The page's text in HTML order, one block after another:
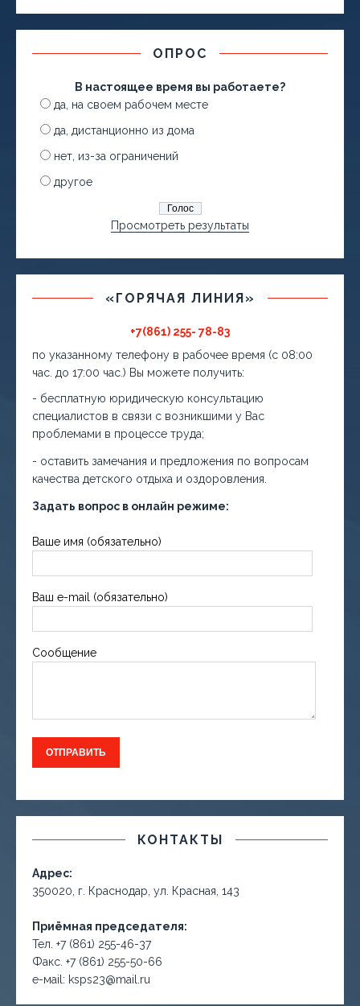
ОПРОС
В настоящее время вы работаете?
да, на своем рабочем месте
да, дистанционно из дома
нет, из-за ограничений
другое
Просмотреть результаты
«ГОРЯЧАЯ ЛИНИЯ»
+7(861) 255- 78-83
по указанному телефону в рабочее время (с 08:00
час. до 17:00 час.) Вы можете получить:
- бесплатную юридическую консультацию
специалистов в связи с возникшими у Вас
проблемами в процессе труда;
- оставить замечания и предложения по вопросам
качества детского отдыха и оздоровления.
Задать вопрос в онлайн режиме:
Ваше имя (обязательно)
Ваш e-mail (обязательно)
Сообщение
КОНТАКТЫ
Адрес:
350020, г. Краснодар, ул. Красная, 143
Приёмная председателя:
Тел. +7 (861) 255-46-37
Факс. +7 (861) 255-50-66
е-маil: ksps23@mail.ru